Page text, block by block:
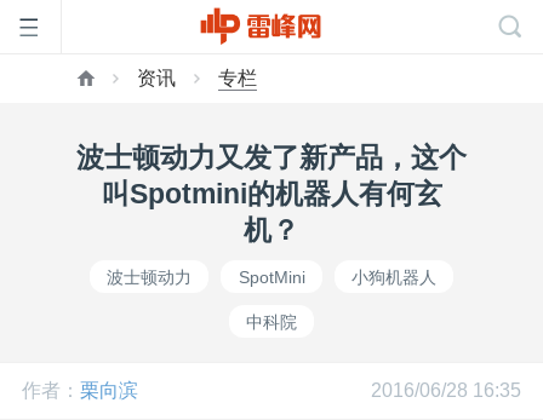
网
资讯 专栏
波士顿动力又发了新产品，这个
叫Spotmini的机器人有何玄
机？
波士顿动力 SpotMini 小狗机器人
中科院
作者： 栗向滨 2016/06/28 16:35